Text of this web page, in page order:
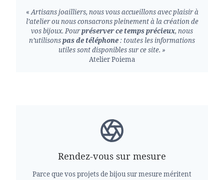
« Artisans joailliers, nous vous accueillons avec plaisir à
l’atelier ou nous consacrons pleinement à la création de
vos bijoux. Pourpréserver ce temps précieux, nous
n’utilisonspas de téléphone: toutes les informations
utiles sont disponibles sur ce site. »
Atelier Poiema
Rendez-vous sur mesure
Parce que vos projets de bijou sur mesure méritent